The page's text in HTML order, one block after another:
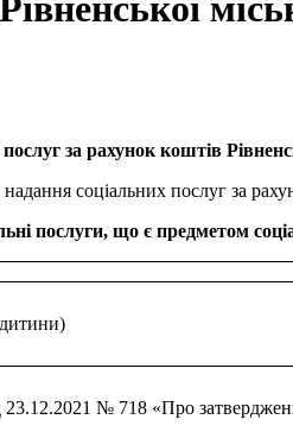
за рахунок коштів
соціальних послуг за
послуги, що є предметом
23.12.2021 № 718 «Про